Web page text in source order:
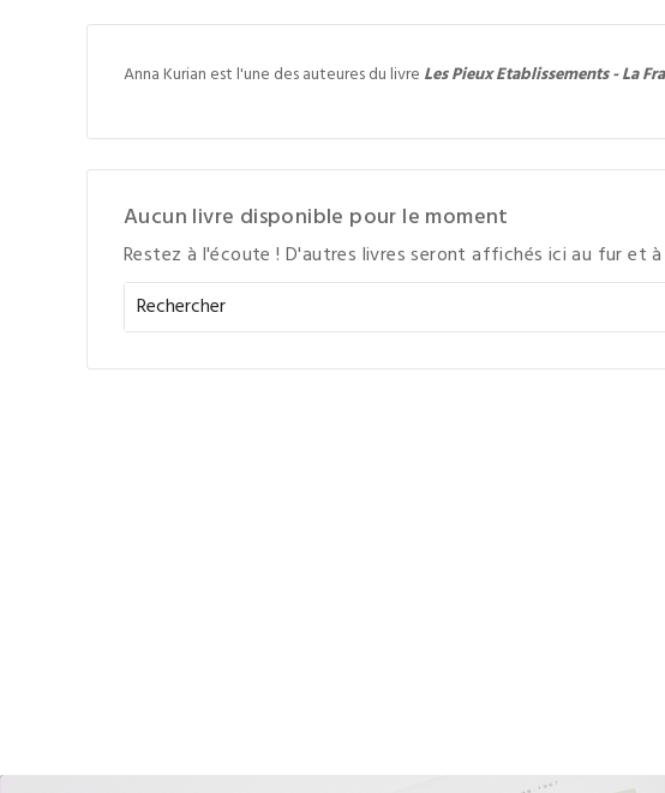
Anna Kurian est l'une des auteures du livre Les Pieux Etablissements - La
Aucun livre disponible pour le moment
Restez à l'écoute ! D'autres livres seront affichés ici au fur et